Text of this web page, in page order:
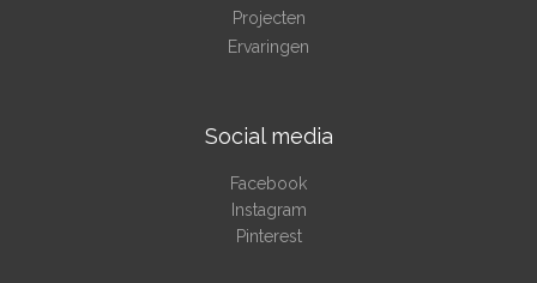
Projecten
Ervaringen
Social media
Facebook
Instagram
Pinterest